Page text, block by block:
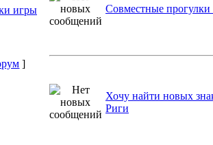
игры
]
Совместные
Хочу найти новых
Риги